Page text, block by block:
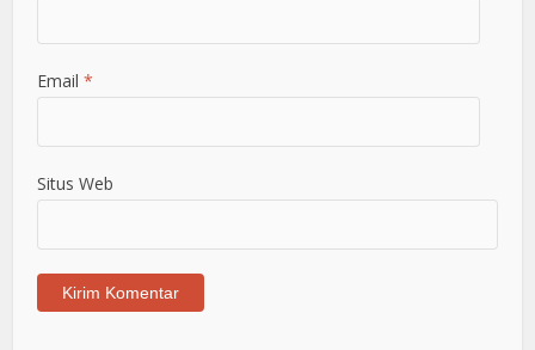
Email*
Situs Web